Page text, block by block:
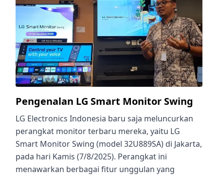
Pengenalan LG Smart Monitor Swing
LG Electronics Indonesia baru saja meluncurkan
perangkat monitor terbaru mereka, yaitu LG
Smart Monitor Swing (model 32U889SA) di Jakarta,
pada hari Kamis (7/8/2025). Perangkat ini
menawarkan berbagai fitur unggulan yang